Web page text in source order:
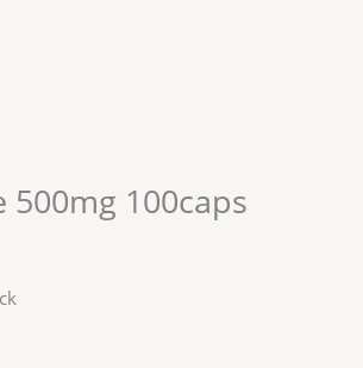
500mg 100caps